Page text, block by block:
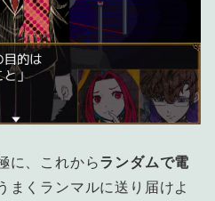
に、これからランダムで電
まくランマルに送り届けよ